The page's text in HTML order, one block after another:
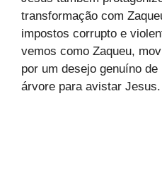
transformação com
impostos corrupto e
vemos como Zaqueu,
por um desejo genuíno
árvore para avistar Jesus.